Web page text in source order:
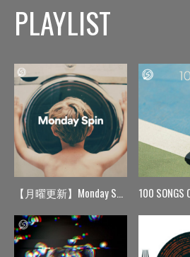
PLAYLIST
【月曜更新】Monday Spin 100 SONGS